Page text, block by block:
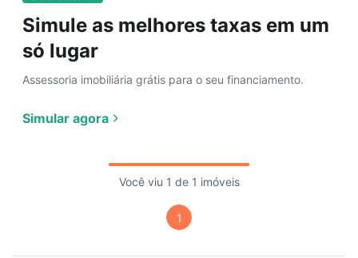
Simule as melhores taxas em um
só lugar
Assessoria imobiliária grátis para o seu financiamento.
Simular agora
Você viu 1 de 1 imóveis
1